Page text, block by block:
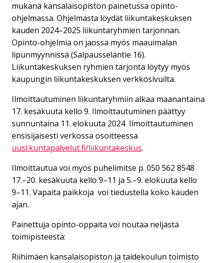
mukana kansalaisopiston painetussa opinto-
ohjelmassa. Ohjelmasta löydät liikuntakeskuksen
kauden 2024–2025 liikuntaryhmien tarjonnan.
Opinto-ohjelmia on jaossa myös maauimalan
lipunmyynnissä (Salpausseläntie 16).
Liikuntakeskuksen ryhmien tarjonta löytyy myös
kaupungin liikuntakeskuksen verkkosivuilta.
Ilmoittautuminen liikuntaryhmiin alkaa maanantaina
17. kesäkuuta kello 9. Ilmoittautuminen päättyy
sunnuntaina 11. elokuuta 2024 Ilmoittautuminen
ensisijaisesti verkossa osoitteessa
uusi.kuntapalvelut.fi/liikuntakeskus.
Ilmoittautua voi myös puhelimitse p. 050 562 8548
17.–20. kesäkuuta kello 9–11 ja 5.–9. elokuuta kello
9–11. Vapaita paikkoja voi tiedustella koko kauden
ajan.
Painettuja opinto-oppaita voi noutaa neljästä
toimipisteestä:
Riihimäen kansalaisopiston ja taidekoulun toimisto